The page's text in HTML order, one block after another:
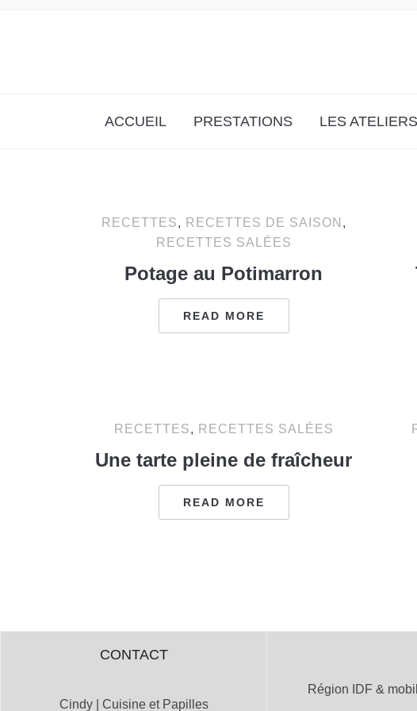
ACCUEIL PRESTATIONS LES ATELIERS
RECETTES, RECETTES DE SAISON ,
RECETTES SALÉES
Potage au Potimarron
READ MORE
RECETTES, RECETTES SALÉES
Une tarte pleine de fraîcheur
READ MORE
CONTACT
Cindy | Cuisine et Papilles
Région IDF &